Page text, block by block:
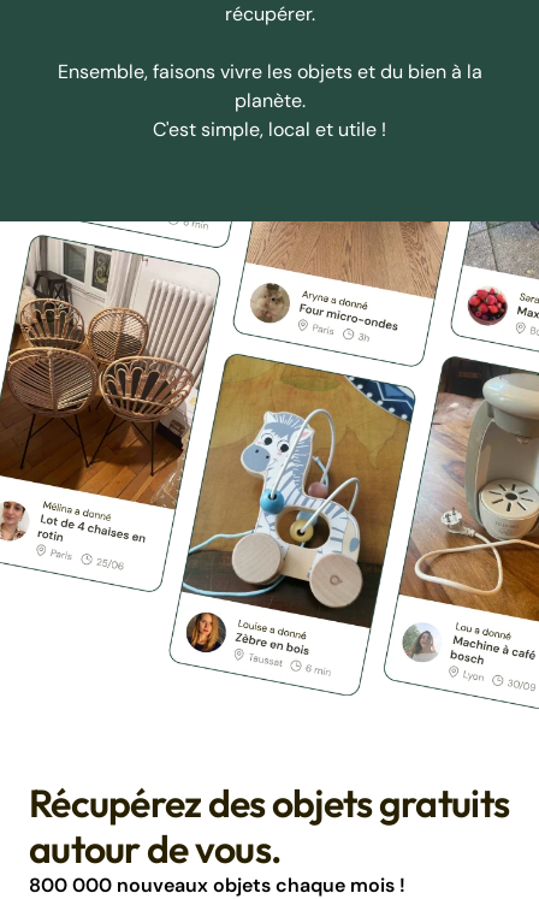
récupérer.
Ensemble, faisons vivre les objets et du bien à la
planète.
C'est simple, local et utile !
Récupérez des objets gratuits
autour de vous.
800 000 nouveaux objets chaque mois !